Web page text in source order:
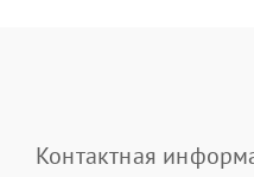
Контактная